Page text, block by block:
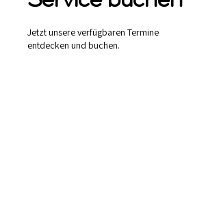
Jetzt unsere verfügbaren Termine
entdecken und buchen.